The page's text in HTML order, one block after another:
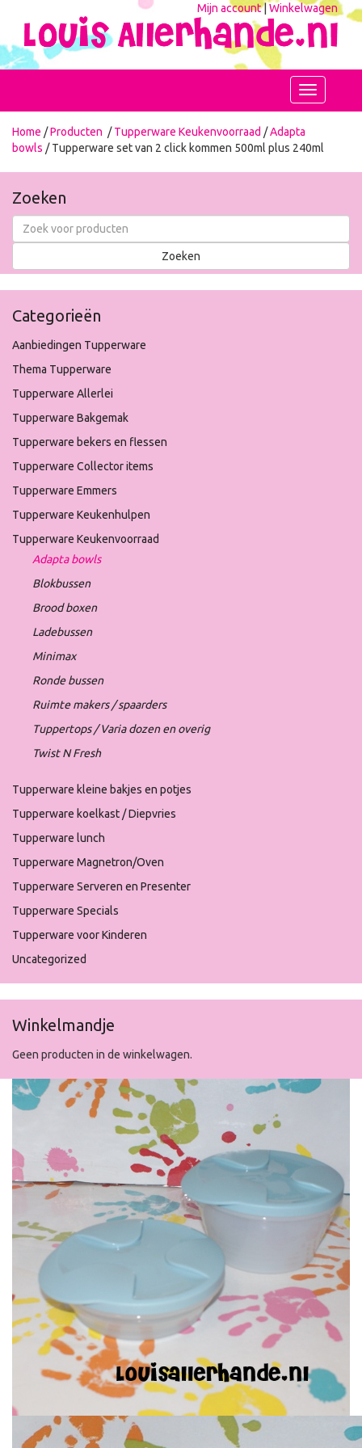
Mijn account|Winkelwagen
Toggle
navigation
Home /Producten /Tupperware Keukenvoorraad /Adapta
bowls / Tupperware set van 2 click kommen 500ml plus 240ml
Zoeken
Categorieën
Aanbiedingen Tupperware
Thema Tupperware
Tupperware Allerlei
Tupperware Bakgemak
Tupperware bekers en flessen
Tupperware Collector items
Tupperware Emmers
Tupperware Keukenhulpen
Tupperware Keukenvoorraad
Adapta bowls
Blokbussen
Brood boxen
Ladebussen
Minimax
Ronde bussen
Ruimte makers / spaarders
Tuppertops / Varia dozen en overig
Twist N Fresh
Tupperware kleine bakjes en potjes
Tupperware koelkast / Diepvries
Tupperware lunch
Tupperware Magnetron/Oven
Tupperware Serveren en Presenter
Tupperware Specials
Tupperware voor Kinderen
Uncategorized
Winkelmandje
Geen producten in de winkelwagen.